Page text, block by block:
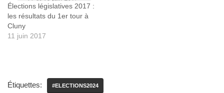
Élections législatives 2017 :
les résultats du 1er tour à
Cluny
11 juin 2017
Étiquettes: #ELECTIONS2024